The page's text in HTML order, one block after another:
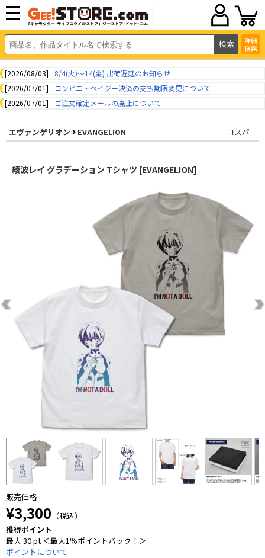
詳細
検索
[2026/08/03]
8/4(火)～14(金) 出荷遅延のお知らせ
[2026/07/01]
コンビニ・ペイジー決済の支払期限変更について
[2026/07/01]
ご注文確定メールの廃止について
エヴァンゲリオン EVANGELION コスパ
綾波レイ グラデーション Tシャツ [EVANGELION]
販売価格
¥3,300 （税込）
獲得ポイント
最大 30 pt ＜最大1％ポイントバック！＞
ポイントについて